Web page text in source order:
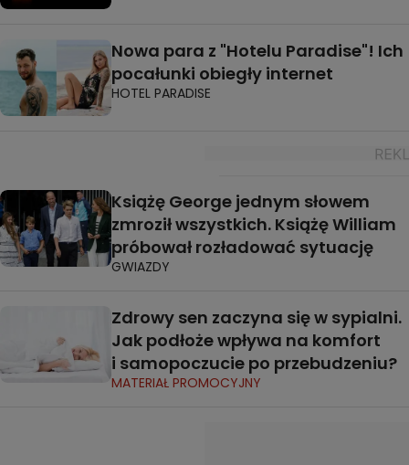
Nowa para z "Hotelu Paradise"! Ich
pocałunki obiegły internet
HOTEL PARADISE
Książę George jednym słowem
zmroził wszystkich. Książę William
próbował rozładować sytuację
GWIAZDY
Zdrowy sen zaczyna się w sypialni.
Jak podłoże wpływa na komfort
i samopoczucie po przebudzeniu?
MATERIAŁ PROMOCYJNY